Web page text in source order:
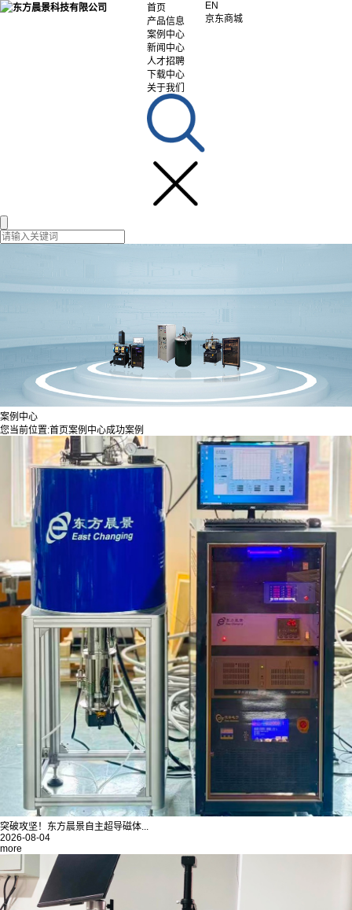
首页
产品信息
案例中心
新闻中心
人才招聘
下载中心
关于我们
EN
京东商城
案例中心
您当前位置:首页案例中心成功案例
突破攻坚！东方晨景自主超导磁体...
2026-08-04
more